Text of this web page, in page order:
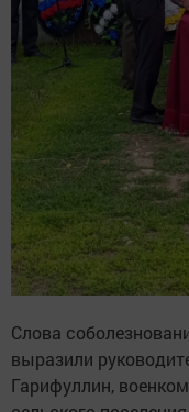
Слова
выразили
Гарифуллин,